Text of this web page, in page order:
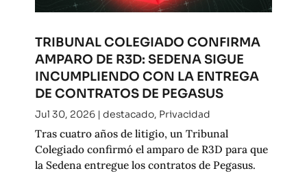
TRIBUNAL COLEGIADO CONFIRMA
AMPARO DE R3D: SEDENA SIGUE
INCUMPLIENDO CON LA ENTREGA
DE CONTRATOS DE PEGASUS
Jul 30, 2026| destacado, Privacidad
Tras cuatro años de litigio, un Tribunal
Colegiado confirmó el amparo de R3D para que
la Sedena entregue los contratos de Pegasus.